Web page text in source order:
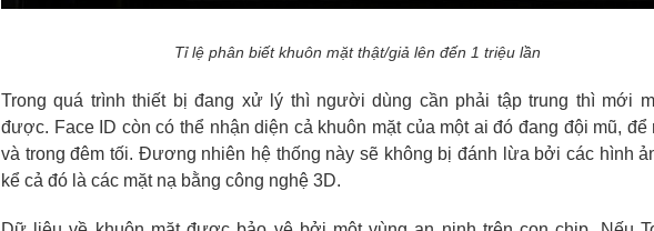
Tỉ lệ phân biết khuôn mặt thật/giả lên đến 1 triệu lần
Trong quá trình thiết bị đang xử lý thì người dùng cần phải tập trung thì mới
được. Face ID còn có thể nhận diện cả khuôn mặt của một ai đó đang đội mũ, để
và trong đêm tối. Đương nhiên hệ thống này sẽ không bị đánh lừa bởi các hình
kể cả đó là các mặt nạ bằng công nghệ 3D.